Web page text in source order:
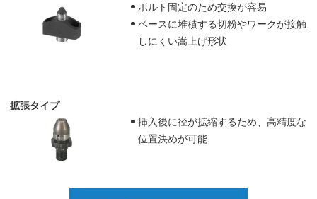
ボルト固定のため交換が容易
ベースに堆積する切粉やワークが接触
しにくい嵩上げ形状
拡張タイプ
挿入後に径が拡縮するため、高精度な
位置決めが可能